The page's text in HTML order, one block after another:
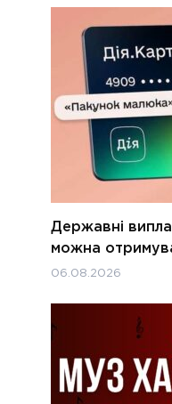
Державні
можна
06.08.2026